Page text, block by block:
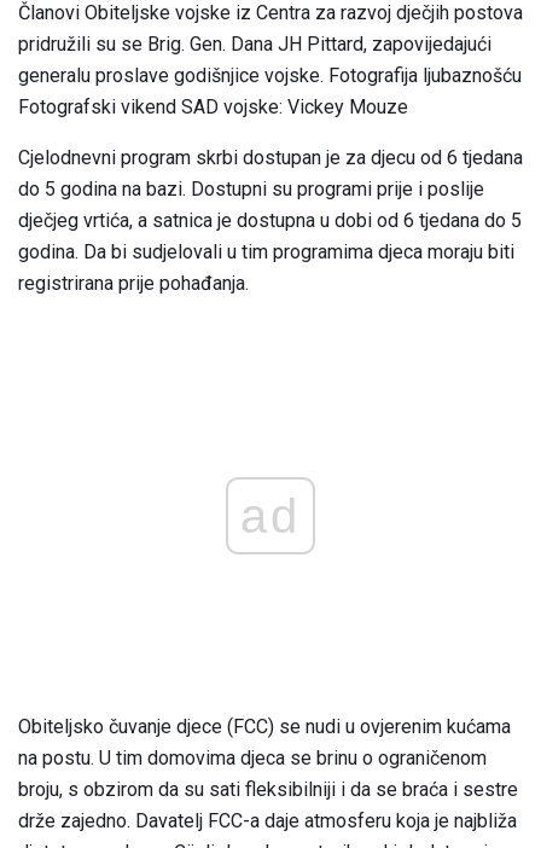
Članovi Obiteljske vojske iz Centra za razvoj dječjih postova
pridružili su se Brig. Gen. Dana JH Pittard, zapovijedajući
generalu proslave godišnjice vojske. Fotografija ljubaznošću
Fotografski vikend SAD vojske: Vickey Mouze
Cjelodnevni program skrbi dostupan je za djecu od 6 tjedana
do 5 godina na bazi. Dostupni su programi prije i poslije
dječjeg vrtića, a satnica je dostupna u dobi od 6 tjedana do 5
godina. Da bi sudjelovali u tim programima djeca moraju biti
registrirana prije pohađanja.
ad
Obiteljsko čuvanje djece (FCC) se nudi u ovjerenim kućama
na postu. U tim domovima djeca se brinu o ograničenom
broju, s obzirom da su sati fleksibilniji i da se braća i sestre
drže zajedno. Davatelj FCC-a daje atmosferu koja je najbliža